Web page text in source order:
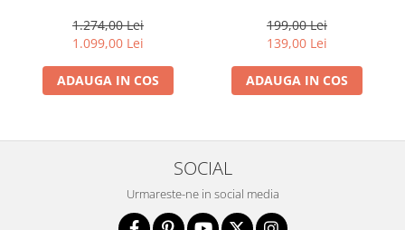
1.274,00 Lei
1.099,00 Lei
ADAUGA IN COS
suport de telefon/camera
de actiune si cu lampa RGB
199,00 Lei
139,00 Lei
ADAUGA IN COS
SOCIAL
Urmareste-ne in social media